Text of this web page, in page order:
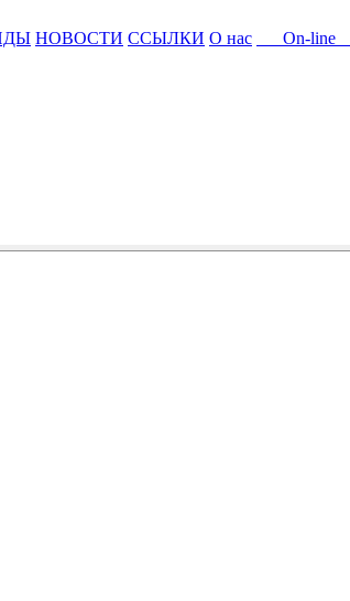
НОВОСТИ ССЫЛКИ О нас
On-line